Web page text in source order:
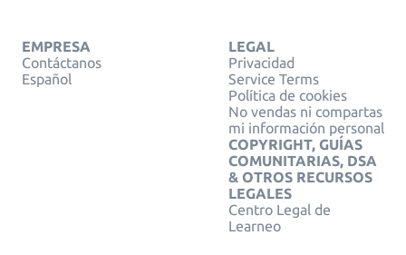
EMPRESA
Contáctanos
Español
LEGAL
Privacidad
Service Terms
Política de cookies
No vendas ni compartas
mi información personal
COPYRIGHT, GUÍAS
COMUNITARIAS, DSA
& OTROS RECURSOS
LEGALES
Centro Legal de
Learneo